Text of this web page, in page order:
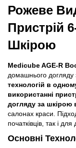
Рожеве
Пристрій
Шкірою
Medicube AGE-R
домашнього догляду
технологій в
використанні
догляду за шкірою
салонах краси.
початківців, так і
Основні